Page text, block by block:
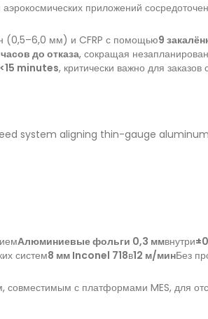
приложений
(0,5–6,0 мм) и CFRP с помощью9
до отказа, сокращая
<15 minutes, критически важно для
Алюминиевые фольги 0,3 ммвнутри
систем8 мм Inconel 718в12 м/минБез
совместимым с платформами MES, для